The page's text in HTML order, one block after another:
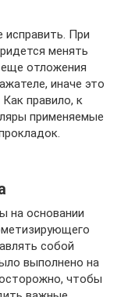
При
менять
отложения
иначе это
правило, к
применяемые
на основании
собой
выполнено на
чтобы